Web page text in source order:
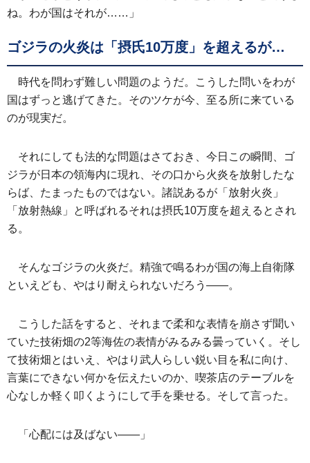
ね。わが国はそれが……」
ゴジラの火炎は「摂氏10万度」を超えるが…
時代を問わず難しい問題のようだ。こうした問いをわが
国はずっと逃げてきた。そのツケが今、至る所に来ている
のが現実だ。
それにしても法的な問題はさておき、今日この瞬間、ゴ
ジラが日本の領海内に現れ、その口から火炎を放射したな
らば、たまったものではない。諸説あるが「放射火炎」
「放射熱線」と呼ばれるそれは摂氏10万度を超えるとされ
る。
そんなゴジラの火炎だ。精強で鳴るわが国の海上自衛隊
といえども、やはり耐えられないだろう――。
こうした話をすると、それまで柔和な表情を崩さず聞い
ていた技術畑の2等海佐の表情がみるみる曇っていく。そし
て技術畑とはいえ、やはり武人らしい鋭い目を私に向け、
言葉にできない何かを伝えたいのか、喫茶店のテーブルを
心なしか軽く叩くようにして手を乗せる。そして言った。
「心配には及ばない――」